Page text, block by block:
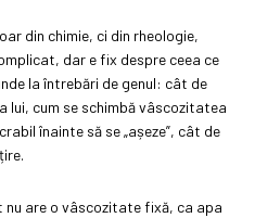
din chimie, ci din rheologie,
dar e fix despre ceea ce
la întrebări de genul: cât de
lui, cum se schimbă vâscozitatea
înainte să se „așeze”, cât de
nu are o vâscozitate fixă, ca apa